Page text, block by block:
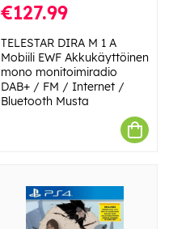
€127.99
TELESTAR DIRA M 1 A
Mobiili EWF Akkukäyttöinen
mono monitoimiradio
DAB+ / FM / Internet /
Bluetooth Musta